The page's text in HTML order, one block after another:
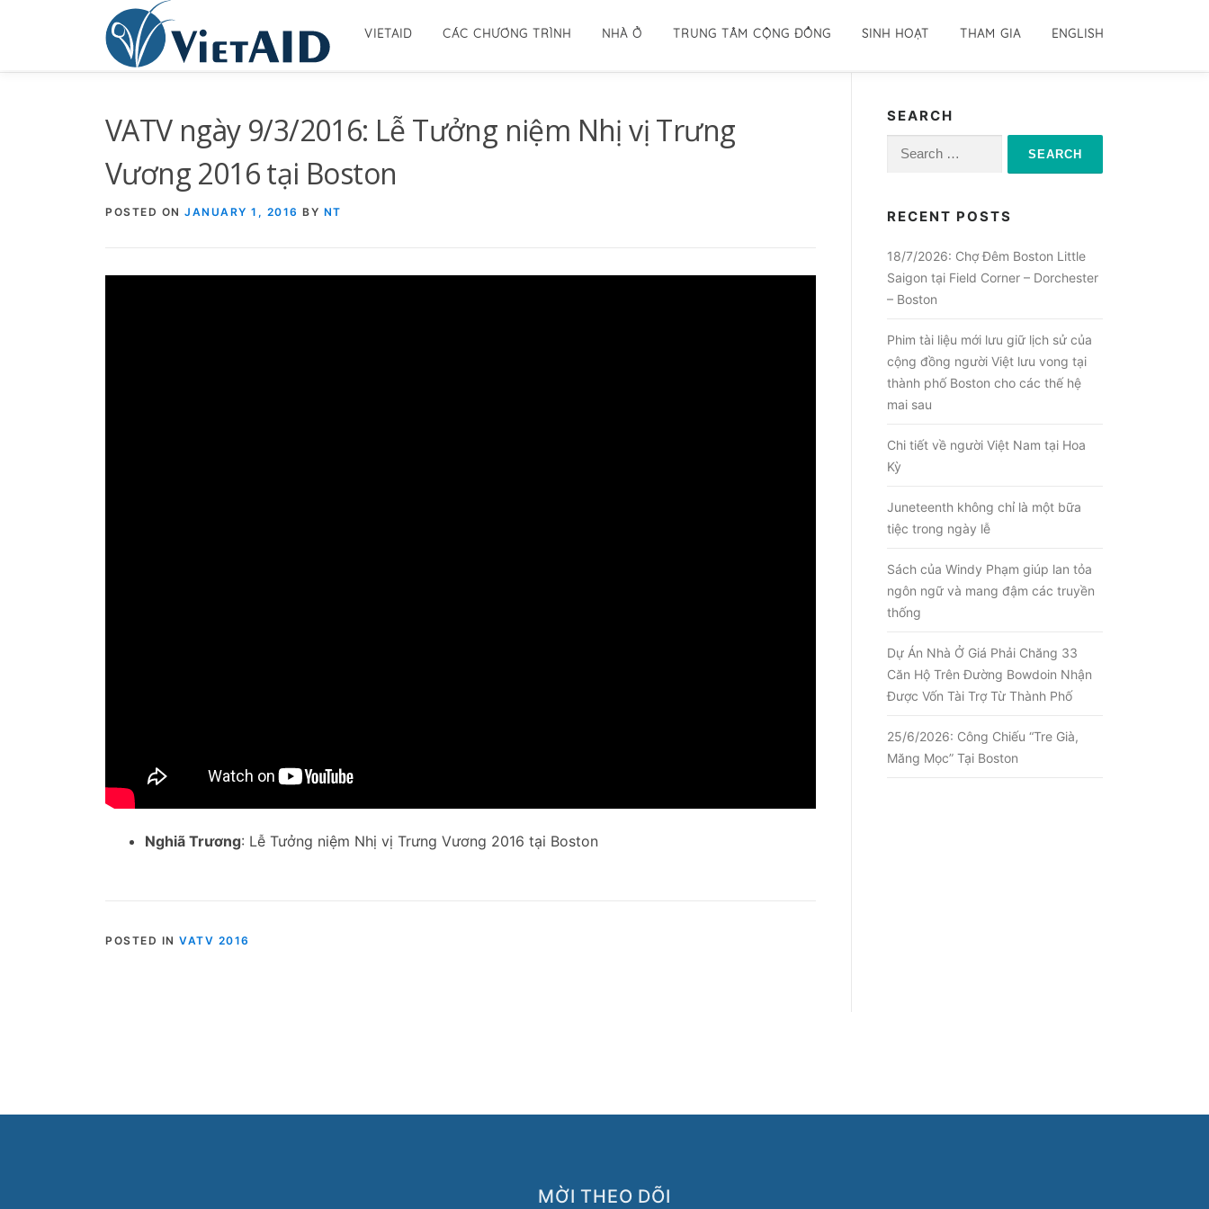
VIETAID CÁC CHƯƠNG TRÌNH NHÀ Ở TRUNG TÂM CỘNG ĐỒNG SINH HOẠT THAM GIA ENGLISH
VATV ngày 9/3/2016: Lễ Tưởng niệm Nhị vị Trưng
Vương 2016 tại Boston
POSTED ON JANUARY 1, 2016 BY NT
Nghiã Trương: Lễ Tưởng niệm Nhị vị Trưng Vương 2016 tại Boston
POSTED IN VATV 2016
SEARCH
Search
RECENT POSTS
18/7/2026: Chợ Đêm Boston Little
Saigon tại Field Corner – Dorchester
– Boston
Phim tài liệu mới lưu giữ lịch sử của
cộng đồng người Việt lưu vong tại
thành phố Boston cho các thế hệ
mai sau
Chi tiết về người Việt Nam tại Hoa
Kỳ
Juneteenth không chỉ là một bữa
tiệc trong ngày lễ
Sách của Windy Phạm giúp lan tỏa
ngôn ngữ và mang đậm các truyền
thống
Dự Án Nhà Ở Giá Phải Chăng 33
Căn Hộ Trên Đường Bowdoin Nhận
Được Vốn Tài Trợ Từ Thành Phố
25/6/2026: Công Chiếu “Tre Già,
Măng Mọc” Tại Boston
MỜI THEO DÕI